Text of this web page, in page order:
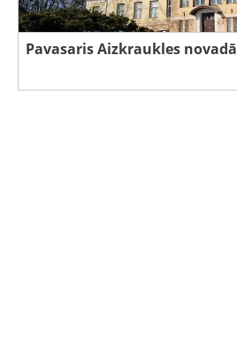
Pavasaris Aizkraukles novadā